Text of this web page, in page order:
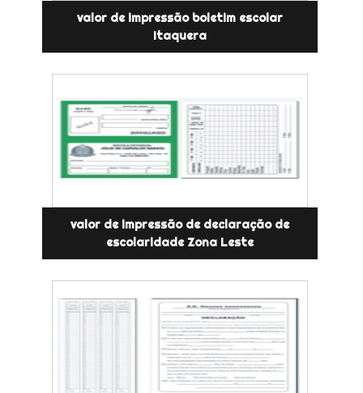
valor de impressão boletim escolar
Itaquera
valor de impressão de declaração de
escolaridade Zona Leste